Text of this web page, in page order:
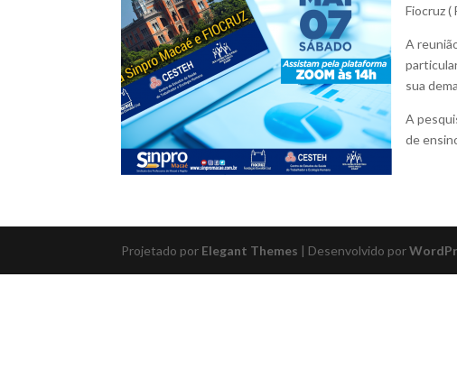
Fiocruz (
A
sua
A
de
Projetado por Elegant Themes | Desenvolvido por